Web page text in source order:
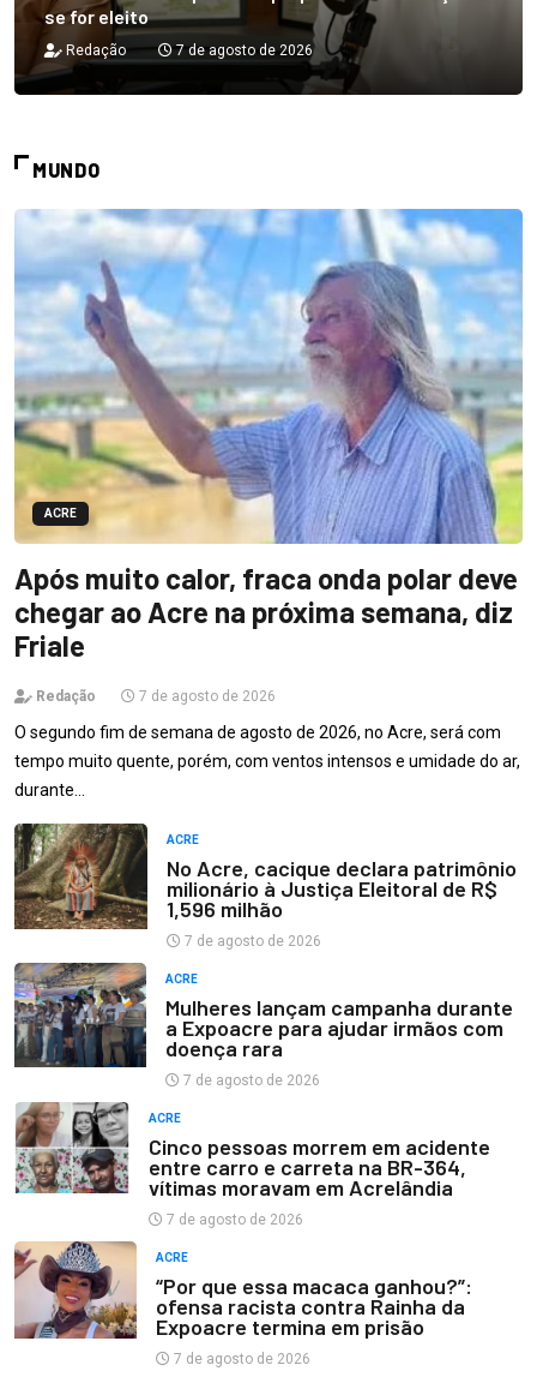
se for eleito
Redação 7 de agosto de 2026
MUNDO
ACRE
Após muito calor, fraca onda polar deve
chegar ao Acre na próxima semana, diz
Friale
Redação 7 de agosto de 2026
O segundo fim de semana de agosto de 2026, no Acre, será com
tempo muito quente, porém, com ventos intensos e umidade do ar,
durante…
ACRE
No Acre, cacique declara patrimônio
milionário à Justiça Eleitoral de R$
1,596 milhão
7 de agosto de 2026
ACRE
Mulheres lançam campanha durante
a Expoacre para ajudar irmãos com
doença rara
7 de agosto de 2026
ACRE
Cinco pessoas morrem em acidente
entre carro e carreta na BR-364,
vítimas moravam em Acrelândia
7 de agosto de 2026
ACRE
“Por que essa macaca ganhou?”:
ofensa racista contra Rainha da
Expoacre termina em prisão
7 de agosto de 2026